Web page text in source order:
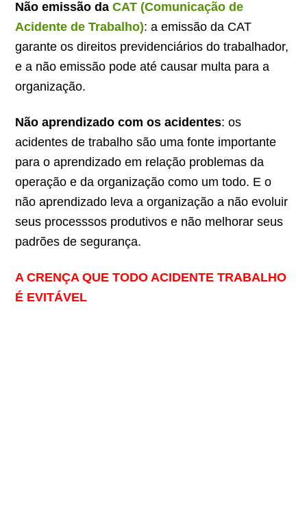
Não emissão daCAT (Comunicação de
Acidente de Trabalho): a emissão da CAT
garante os direitos previdenciários do trabalhador,
e a não emissão pode até causar multa para a
organização.
Não aprendizado com os acidentes: os
acidentes de trabalho são uma fonte importante
para o aprendizado em relação problemas da
operação e da organização como um todo. E o
não aprendizado leva a organização a não evoluir
seus processsos produtivos e não melhorar seus
padrões de segurança.
A CRENÇA QUE TODO ACIDENTE TRABALHO
É EVITÁVEL